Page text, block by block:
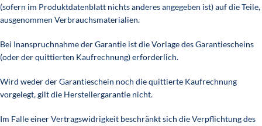
(sofern im Produktdatenblatt nichts anderes angegeben ist) auf die Teile,
ausgenommen Verbrauchsmaterialien.
Bei Inanspruchnahme der Garantie ist die Vorlage des Garantiescheins
(oder der quittierten Kaufrechnung) erforderlich.
Wird weder der Garantieschein noch die quittierte Kaufrechnung
vorgelegt, gilt die Herstellergarantie nicht.
Im Falle einer Vertragswidrigkeit beschränkt sich die Verpflichtung des